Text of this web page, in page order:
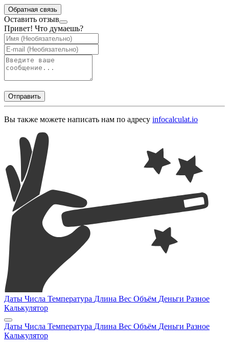
Обратная связь
Оставить отзыв
Привет! Что думаешь?
Отправить
Вы также можете написать нам по адресу infocalculat.io
Даты Числа Температура Длина Вес Объём Деньги Разное
Калькулятор
Даты Числа Температура Длина Вес Объём Деньги Разное
Калькулятор